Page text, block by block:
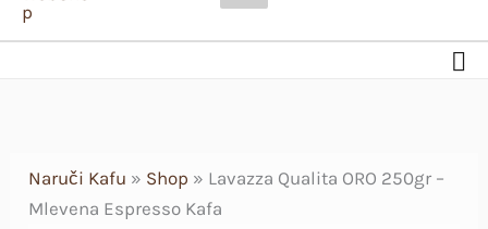
Naruči Kafu » Shop » Lavazza Qualita ORO 250gr –
Mlevena Espresso Kafa
Kafa